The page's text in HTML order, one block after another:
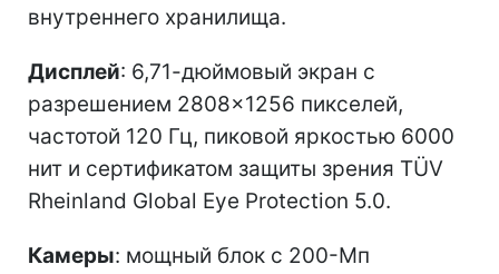
внутреннего хранилища.
Дисплей: 6,71-дюймовый экран с
разрешением 2808×1256 пикселей,
частотой 120 Гц, пиковой яркостью 6000
нит и сертификатом защиты зрения TÜV
Rheinland Global Eye Protection 5.0.
Камеры: мощный блок с 200-Мп